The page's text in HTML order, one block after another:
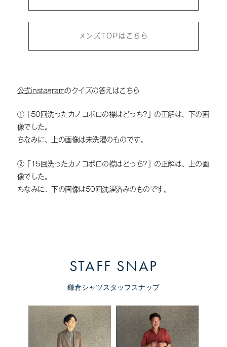
メンズTOPはこちら
公式instagramのクイズの答えはこちら
①「50回洗ったカノコポロの襟はどっち?」の正解は、下の画
像でした。
ちなみに、上の画像は未洗濯のものです。
②「15回洗ったカノコポロの襟はどっち?」の正解は、上の画
像でした。
ちなみに、下の画像は50回洗濯済みのものです。
STAFF SNAP
鎌倉シャツスタッフスナップ